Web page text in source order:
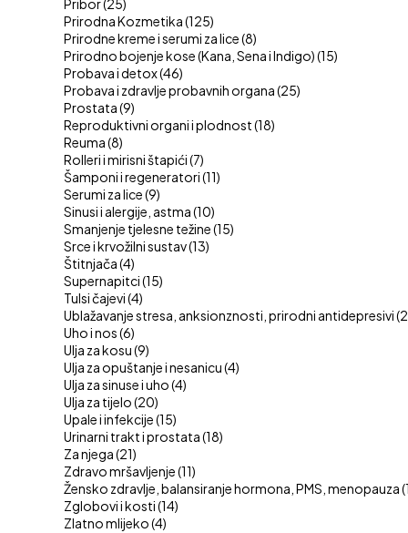
Pribor(25)
Prirodna Kozmetika(125)
Prirodne kreme i serumi za lice(8)
Prirodno bojenje kose (Kana, Sena i Indigo)(15)
Probava i detox(46)
Probava i zdravlje probavnih organa(25)
Prostata(9)
Reproduktivni organi i plodnost(18)
Reuma(8)
Rolleri i mirisni štapići(7)
Šamponi i regeneratori(11)
Serumi za lice(9)
Sinusi i alergije, astma(10)
Smanjenje tjelesne težine(15)
Srce i krvožilni sustav(13)
Štitnjača(4)
Supernapitci(15)
Tulsi čajevi(4)
Ublažavanje stresa, anksionznosti, prirodni antidepresivi
Uho i nos(6)
Ulja za kosu(9)
Ulja za opuštanje i nesanicu(4)
Ulja za sinuse i uho(4)
Ulja za tijelo(20)
Upale i infekcije(15)
Urinarni trakt i prostata(18)
Za njega(21)
Zdravo mršavljenje(11)
Žensko zdravlje, balansiranje hormona, PMS, menopauza
Zglobovi i kosti(14)
Zlatno mlijeko(4)